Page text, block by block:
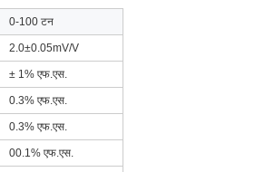
0-100 टन
2.0±0.05mV/V
± 1% एफ.एस.
0.3% एफ.एस.
0.3% एफ.एस.
00.1% एफ.एस.